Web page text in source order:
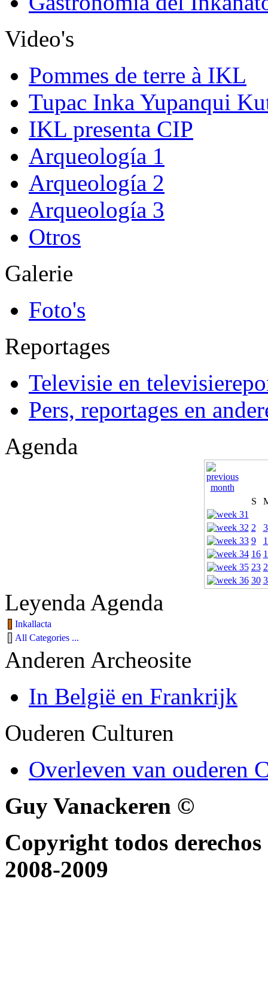
Video's
Pommes de terre à IKL
Tupac Inka Yupanqui
IKL presenta CIP
Arqueología 1
Arqueología 2
Arqueología 3
Otros
Galerie
Foto's
Reportages
Televisie en
Pers, reportages en
Agenda
S
2
3
9
16
23
30
Leyenda Agenda
Inkallacta
All Categories ...
Anderen Archeosite
In België en Frankrijk
Ouderen Culturen
Overleven van ouderen
Guy Vanackeren ©
Copyright todos
2008-2009